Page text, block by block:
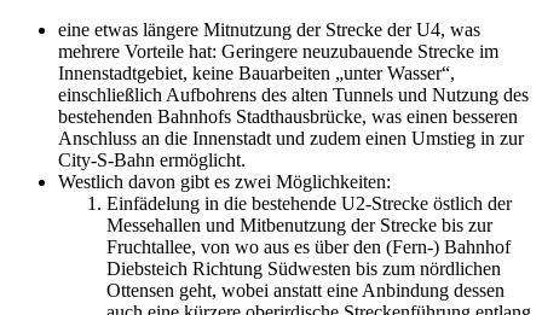
eine etwas längere Mitnutzung der Strecke der U4, was
mehrere Vorteile hat: Geringere neuzubauende Strecke im
Innenstadtgebiet, keine Bauarbeiten „unter Wasser“,
einschließlich Aufbohrens des alten Tunnels und Nutzung des
bestehenden Bahnhofs Stadthausbrücke, was einen besseren
Anschluss an die Innenstadt und zudem einen Umstieg in zur
City-S-Bahn ermöglicht.
Westlich davon gibt es zwei Möglichkeiten:
Einfädelung in die bestehende U2-Strecke östlich der
Messehallen und Mitbenutzung der Strecke bis zur
Fruchtallee, von wo aus es über den (Fern-) Bahnhof
Diebsteich Richtung Südwesten bis zum nördlichen
Ottensen geht, wobei anstatt eine Anbindung dessen